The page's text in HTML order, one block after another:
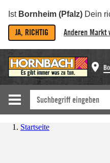
Ist Bornheim (Pfalz) Dein
JA, RICHTIG Anderen Markt
Startseite